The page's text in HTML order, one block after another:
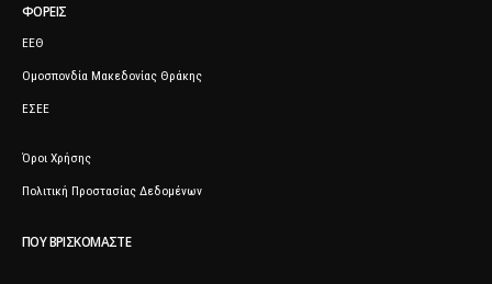
ΦΟΡΕΊΣ
ΕΕΘ
Ομοσπονδία Μακεδονίας Θράκης
ΕΣΕΕ
Όροι Χρήσης
Πολιτική Προστασίας Δεδομένων
ΠΟΥ ΒΡΙΣΚΌΜΑΣΤΕ